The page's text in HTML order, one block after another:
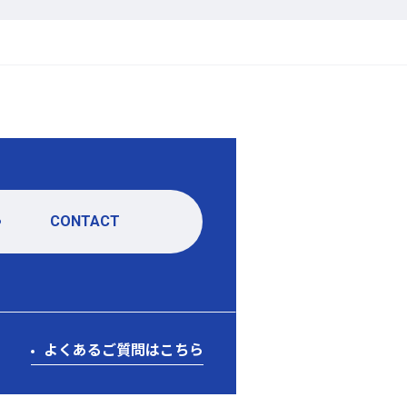
CONTACT
よくあるご質問はこちら